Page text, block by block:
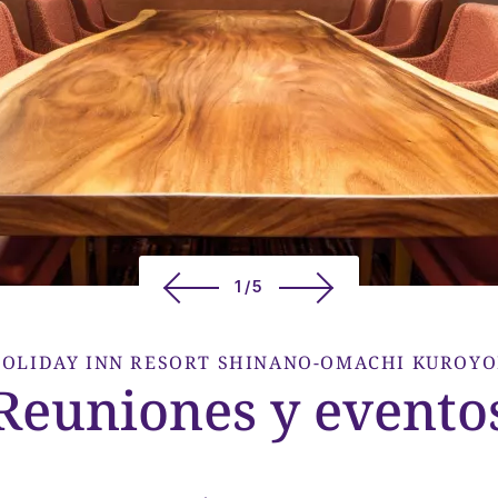
1/5
INN RESORT SHINANO-OMACHI
y